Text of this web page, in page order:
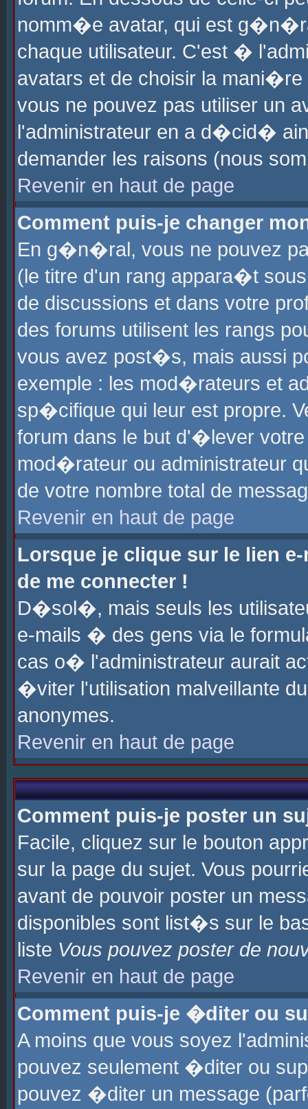
nomm�e avatar, qui est
chaque utilisateur. C'est �
avatars et de choisir la
vous ne pouvez pas utiliser un
l'administrateur en a d�cid�
demander les raisons (nous
Revenir en haut de page
Comment puis-je changer
En g�n�ral, vous ne pouvez
(le titre d'un rang appara�t
de discussions et dans votre
des forums utilisent les rangs
vous avez post�s, mais aussi
exemple : les mod�rateurs et
sp�cifique qui leur est propre.
forum dans le but d'�lever
mod�rateur ou administrateur
de votre nombre total de
Revenir en haut de page
Lorsque je clique sur le lien
de me connecter !
D�sol�, mais seuls les
e-mails � des gens via le
cas o� l'administrateur aurait
�viter l'utilisation malveillante
anonymes.
Revenir en haut de page
Comment puis-je poster un
Facile, cliquez sur le bouton
sur la page du sujet. Vous
avant de pouvoir poster un
disponibles sont list�s sur le
liste Vous pouvez poster de
Revenir en haut de page
Comment puis-je �diter ou
A moins que vous soyez
pouvez seulement �diter ou
pouvez �diter un message